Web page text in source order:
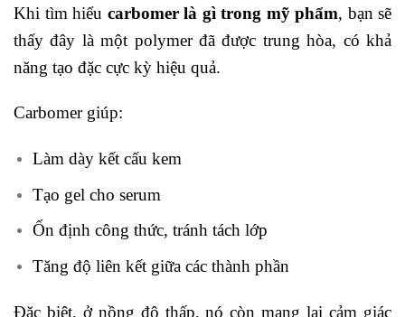
Khi tìm hiểu carbomer là gì trong mỹ phẩm, bạn sẽ
thấy đây là một polymer đã được trung hòa, có khả
năng tạo đặc cực kỳ hiệu quả.
Carbomer giúp:
Làm dày kết cấu kem
Tạo gel cho serum
Ổn định công thức, tránh tách lớp
Tăng độ liên kết giữa các thành phần
Đặc biệt, ở nồng độ thấp, nó còn mang lại cảm giác